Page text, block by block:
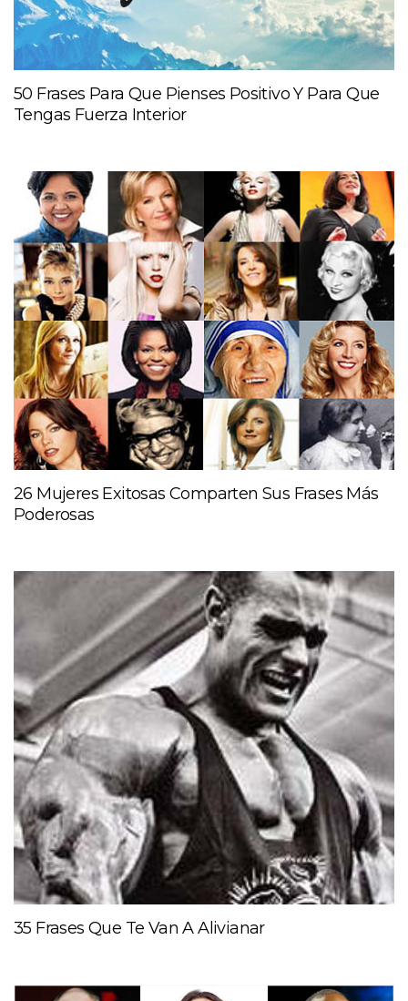
50 Frases Para Que Pienses Positivo Y Para Que
Tengas Fuerza Interior
26 Mujeres Exitosas Comparten Sus Frases Más
Poderosas
35 Frases Que Te Van A Alivianar